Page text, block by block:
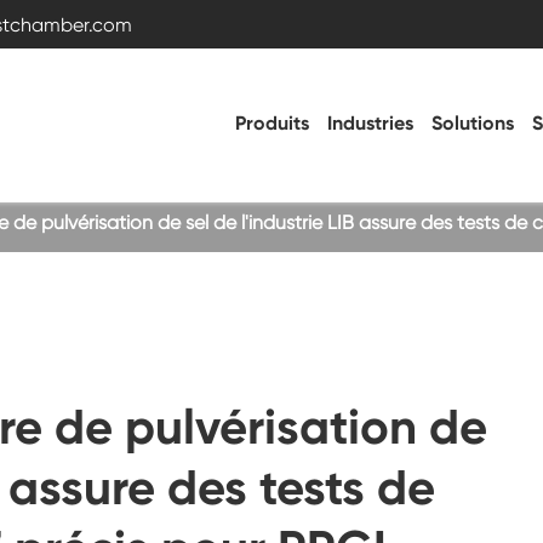
Produits
Chambre de vibration
Chambre d'essai haute basse température
Industries Solutions
pulvérisation de sel de l'industrie LIB assure des tests de
de pulvérisation de
des tests de